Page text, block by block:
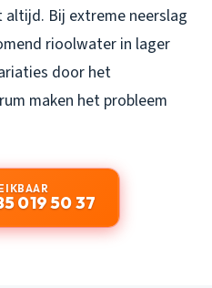
Bij extreme neerslag
rioolwater in lager
door het
maken het probleem
019 50 37